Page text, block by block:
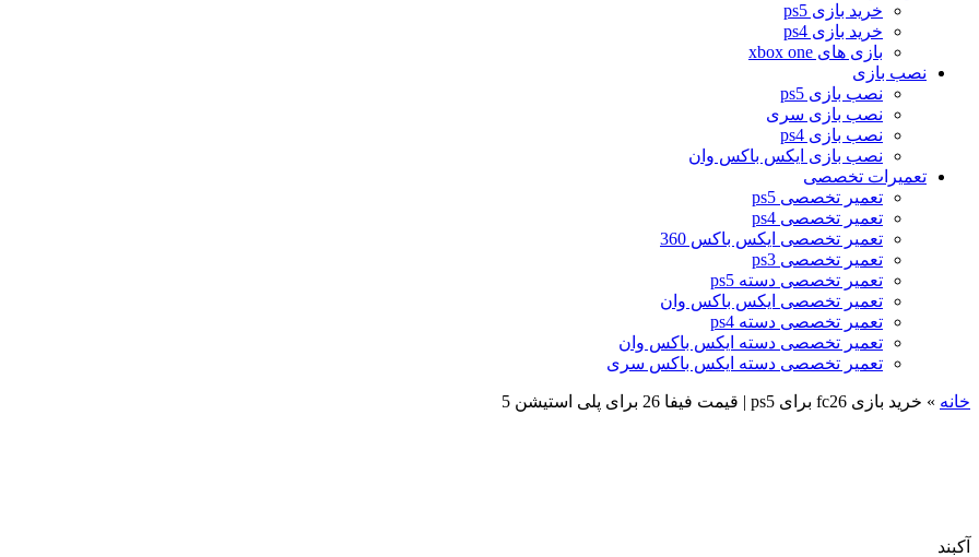
خرید بازی ps5
خرید بازی ps4
بازی های xbox one
نصب بازی
نصب بازی ps5
نصب بازی سری
نصب بازی ps4
نصب بازی ایکس باکس وان
تعمیرات تخصصی
تعمیر تخصصی ps5
تعمیر تخصصی ps4
تعمیر تخصصی ایکس باکس 360
تعمیر تخصصی ps3
تعمیر تخصصی دسته ps5
تعمیر تخصصی ایکس باکس وان
تعمیر تخصصی دسته ps4
تعمیر تخصصی دسته ایکس باکس وان
تعمیر تخصصی دسته ایکس باکس سری
خانه » خرید بازی fc26 برای ps5 | قیمت فیفا 26 برای پلی استیشن 5
آکبند